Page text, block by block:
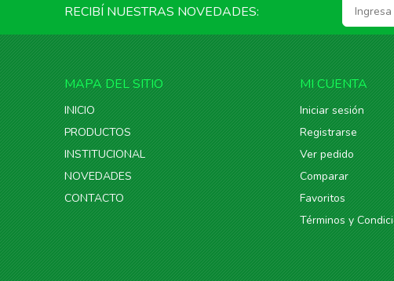
RECIBÍ NUESTRAS NOVEDADES:
MAPA DEL SITIO
INICIO
PRODUCTOS
INSTITUCIONAL
NOVEDADES
CONTACTO
MI CUENTA
Iniciar sesión
Registrarse
Ver pedido
Comparar
Favoritos
Términos y